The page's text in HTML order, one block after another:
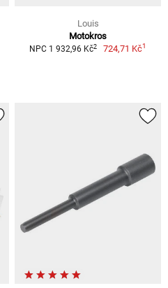
Louis
Motokros
NPC 1 932,96 Kč2 724,71 Kč1